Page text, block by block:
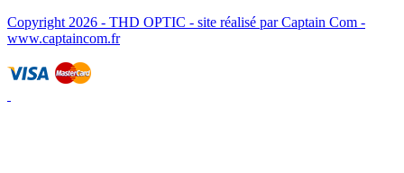
Copyright 2026 - THD OPTIC - site réalisé par Captain Com -
www.captaincom.fr